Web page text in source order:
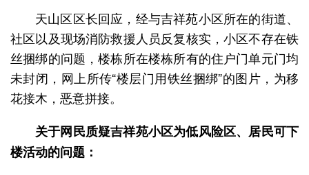
天山区区长回应，经与吉祥苑小区所在的街道、
社区以及现场消防救援人员反复核实，小区不存在铁
丝捆绑的问题，楼栋所在楼栋所有的住户门单元门均
未封闭，网上所传“楼层门用铁丝捆绑”的图片，为移
花接木，恶意拼接。
关于网民质疑吉祥苑小区为低风险区、居民可下
楼活动的问题：